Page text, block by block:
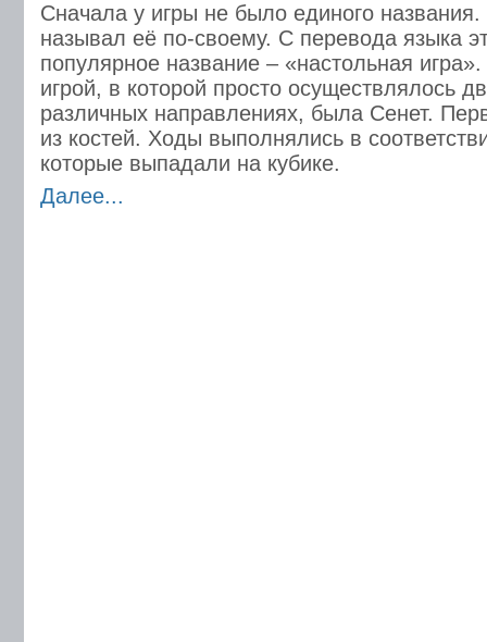
Сначала у игры не было единого
называл её по-своему. С перевода языка
популярное название – «настольная
игрой, в которой просто осуществлялось
различных направлениях, была Сенет.
из костей. Ходы выполнялись в
которые выпадали на кубике.
Далее...